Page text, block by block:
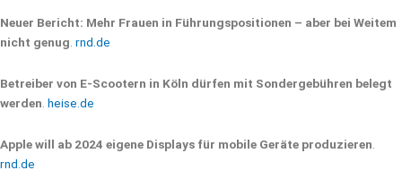
Neuer Bericht: Mehr Frauen in Führungspositionen – aber bei Weitem
nicht genug rnd.de
Betreiber von E-Scootern in Köln dürfen mit Sondergebühren belegt
werden heise.de
Apple will ab 2024 eigene Displays für mobile Geräte produzieren
rnd.de